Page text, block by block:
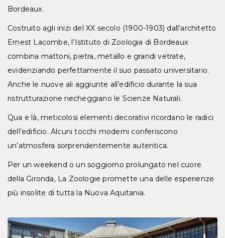
Bordeaux.
Costruito agli inizi del XX secolo (1900-1903) dall’architetto
Ernest Lacombe, l’Istituto di Zoologia di Bordeaux
combina mattoni, pietra, metallo e grandi vetrate,
evidenziando perfettamente il suo passato universitario.
Anche le nuove ali aggiunte all’edificio durante la sua
ristrutturazione riecheggiano le Scienze Naturali.
Qua e là, meticolosi elementi decorativi ricordano le radici
dell’edificio. Alcuni tocchi moderni conferiscono
un’atmosfera sorprendentemente autentica.
Per un weekend o un soggiorno prolungato nel cuore
della Gironda, La Zoologie promette una delle esperienze
più insolite di tutta la Nuova Aquitania.